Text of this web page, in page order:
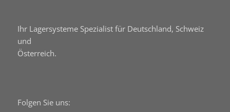
Ihr Lagersysteme Spezialist für Deutschland, Schweiz
und
Österreich.
Folgen Sie uns: